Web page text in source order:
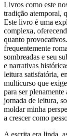
Livros como este
tradição atemporal,
Este livro é uma
complexa,
quanto
frequentemente
sombreadas e seu
e narrativas
leitura satisfatória,
multicurso que
para ser
jornada de leitura,
moldar minha
a crescer como
A escrita era linda,